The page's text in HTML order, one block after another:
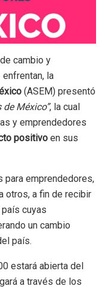
cambio y
la
(ASEM) presentó
de México”, la cual
y emprendedores
positivo en sus
para emprendedores,
otros, a fin de recibir
cuyas
un cambio
país.
estará abierta del
a través de los